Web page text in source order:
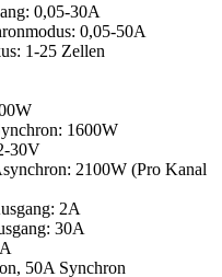
0,05-30A
0,05-50A
1-25 Zellen
1600W
30V
2100W (Pro Kanal
2A
30A
50A Synchron